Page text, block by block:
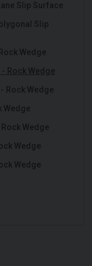
Slip Surface
Slip
Wedge
Rock Wedge
Rock Wedge
Wedge
Wedge
Wedge
Wedge